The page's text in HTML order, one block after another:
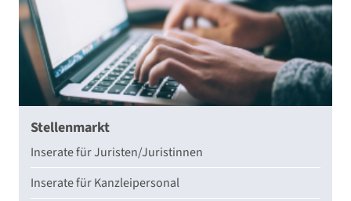
Stellenmarkt
Inserate für Juristen/Juristinnen
Inserate für Kanzleipersonal